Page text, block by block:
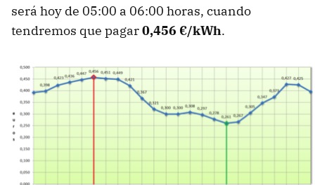
será hoy de 05:00 a 06:00 horas, cuando
tendremos que pagar0,456 €/kWh.